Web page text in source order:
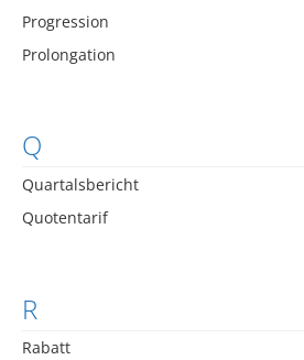
Progression
Prolongation
Q
Quartalsbericht
Quotentarif
R
Rabatt